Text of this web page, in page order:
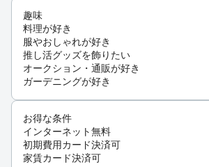
趣味
料理が好き
服やおしゃれが好き
推し活グッズを飾りたい
オークション・通販が好き
ガーデニングが好き
お得な条件
インターネット無料
初期費用カード決済可
家賃カード決済可